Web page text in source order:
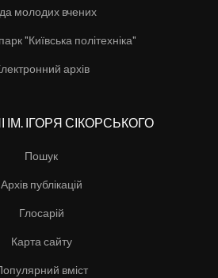
молодих вчених
"Київська політехніка"
архів
ІМ. ІГОРЯ СІКОРСЬКОГО
Пошук
Архів публікацій
Глосарій
Карта сайту
вміст